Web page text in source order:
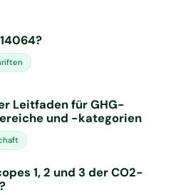
Leitfaden für GHG-
und -kategorien
1, 2 und 3 der CO2-